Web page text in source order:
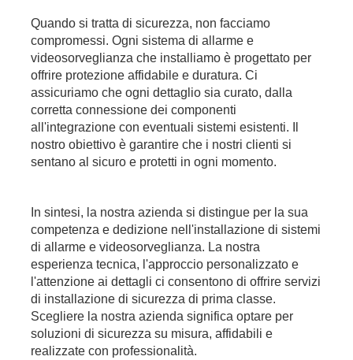
Quando si tratta di sicurezza, non facciamo
compromessi. Ogni sistema di allarme e
videosorveglianza che installiamo è progettato per
offrire protezione affidabile e duratura. Ci
assicuriamo che ogni dettaglio sia curato, dalla
corretta connessione dei componenti
all'integrazione con eventuali sistemi esistenti. Il
nostro obiettivo è garantire che i nostri clienti si
sentano al sicuro e protetti in ogni momento.
In sintesi, la nostra azienda si distingue per la sua
competenza e dedizione nell'installazione di sistemi
di allarme e videosorveglianza. La nostra
esperienza tecnica, l'approccio personalizzato e
l'attenzione ai dettagli ci consentono di offrire servizi
di installazione di sicurezza di prima classe.
Scegliere la nostra azienda significa optare per
soluzioni di sicurezza su misura, affidabili e
realizzate con professionalità.